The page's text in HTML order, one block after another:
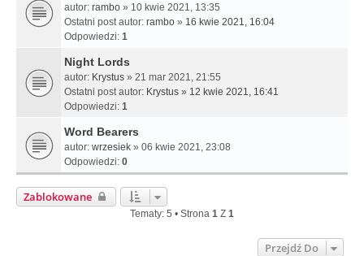
autor: rambo » 10 kwie 2021, 13:35
Ostatni post autor: rambo » 16 kwie 2021, 16:04
Odpowiedzi: 1
Night Lords
autor: Krystus » 21 mar 2021, 21:55
Ostatni post autor: Krystus » 12 kwie 2021, 16:41
Odpowiedzi: 1
Word Bearers
autor: wrzesiek » 06 kwie 2021, 23:08
Odpowiedzi: 0
Zablokowane
Tematy: 5 • Strona 1 Z 1
Przejdź Do